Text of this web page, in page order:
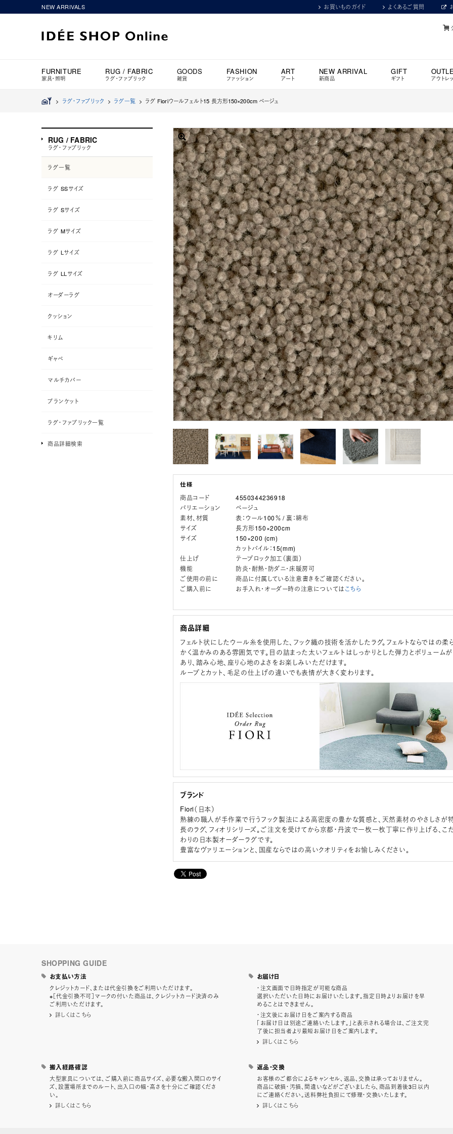
NEW ARRIVALS お買いものガイド よくあるご質問
FURNITURE
家具・照明
RUG / FABRIC
ラグ・ファブリック
GOODS
雑貨
FASHION
ファッション
ART
アート
NEW ARRIVAL
新商品
GIFT
ギフト アウトレ
> ラグ・ファブリック > ラグ一覧 > ラグ Fioriウールフェルト15 長方形150×200cm ベージュ
商品コード
4550344236918
バリエーション
ベージュ
素材、材質
表：ウール100％ / 裏：綿布
サイズ
長方形150×200cm
サイズ
150×200 (cm)
カットパイル：15(mm)
仕上げ
テープロック加工（裏面）
機能
防炎・耐熱・防ダニ・床暖房可
ご使用の前に
商品に付属している注意書きをご確認ください。
ご購入前に
お手入れ・オーダー時の注意についてはこちら
商品詳細
フェルト状にしたウール糸を使用した、フック織の技術を活かしたラグ。フェルトならではの柔
かく温かみのある雰囲気です。目の詰まった太いフェルトはしっかりとした弾力とボリュームが
あり、踏み心地、座り心地のよさをお楽しみいただけます。
ループとカット、毛足の仕上げの違いでも表情が大きく変わります。
ブランド
Fiori（日本）
熟練の職人が手作業で行うフック製法による高密度の豊かな質感と、天然素材のやさしさが
長のラグ、フィオリシリーズ。ご注文を受けてから京都・丹波で一枚一枚丁寧に作り上げる、こ
わりの日本製オーダーラグです。
豊富なヴァリエーションと、国産ならではの高いクオリティをお愉しみください。
RUG / FABRIC
ラグ・ファブリック
ラグ一覧
ラグ SSサイズ
ラグ Sサイズ
ラグ Mサイズ
ラグ Lサイズ
ラグ LLサイズ
オーダーラグ
クッション
キリム
ギャベ
マルチカバー
ブランケット
ラグ・ファブリック一覧
商品詳細検索
SHOPPING GUIDE
お支払い方法
クレジットカード、または代金引換をご利用いただけます。
※［代金引換不可］マークの付いた商品は、クレジットカード決済のみ
ご利用いただけます。
詳しくはこちら
お届け日
・注文画面で日時指定が可能な商品
選択いただいた日時にお届けいたします。指定日時よりお届けを早
めることはできません。
・注文後にお届け日をご案内する商品
「お届け日は別途ご連絡いたします。」と表示される場合は、ご注文完
了後に担当者より最短お届け日をご案内します。
詳しくはこちら
搬入経路確認
大型家具については、ご購入前に商品サイズ、必要な搬入間口のサイ
ズ、設置場所までのルート、出入口の幅・高さを十分にご確認くださ
い。
詳しくはこちら
返品・交換
お客様のご都合によるキャンセル、返品、交換は承っておりません。
商品に破損・汚損、間違いなどがございましたら、商品到着後3日以内
にご連絡ください。送料弊社負担にて修理・交換いたします。
詳しくはこちら